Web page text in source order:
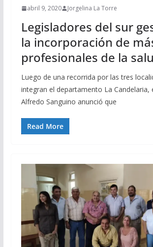
abril 9, 2020 Jorgelina La Torre
Legisladores del sur
la incorporación de
profesionales de la
Luego de una recorrida por las tres
integran el departamento La Candelaria,
Alfredo Sanguino anunció que
Read More